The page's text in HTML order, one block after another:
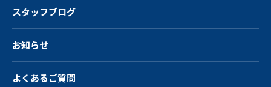
スタッフブログ
お知らせ
よくあるご質問